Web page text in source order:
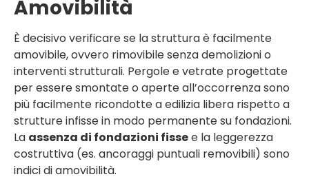
Amovibilità
È decisivo verificare se la struttura è facilmente
amovibile, ovvero rimovibile senza demolizioni o
interventi strutturali. Pergole e vetrate progettate
per essere smontate o aperte all’occorrenza sono
più facilmente ricondotte a edilizia libera rispetto a
strutture infisse in modo permanente su fondazioni.
La assenza di fondazioni fissee la leggerezza
costruttiva (es. ancoraggi puntuali removibili) sono
indici di amovibilità.